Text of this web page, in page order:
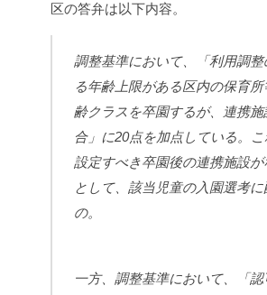
区の答弁は以下内容。
調整基準において、「利用調
る年齢上限がある区内の保育
齢クラスを卒園するが、連携
合」に20点を加点している。
設定すべき卒園後の連携施設が
として、該当児童の入園選考に
の。
一方、調整基準において、「